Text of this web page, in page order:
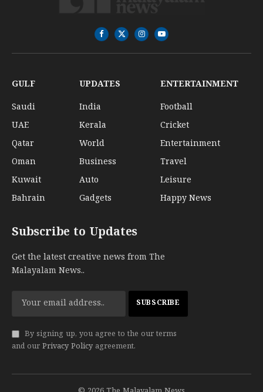
Facebook
X
(Twitter)
InstagramYouTube
GULF
Saudi
UAE
Qatar
Oman
Kuwait
Bahrain
UPDATES
India
Kerala
World
Business
Auto
Gadgets
ENTERTAINMENT
Football
Cricket
Entertainment
Travel
Leisure
Happy News
Subscribe to Updates
Get the latest creative news from The
Malayalam News..
By signing up, you agree to the our terms
and our Privacy Policy agreement.